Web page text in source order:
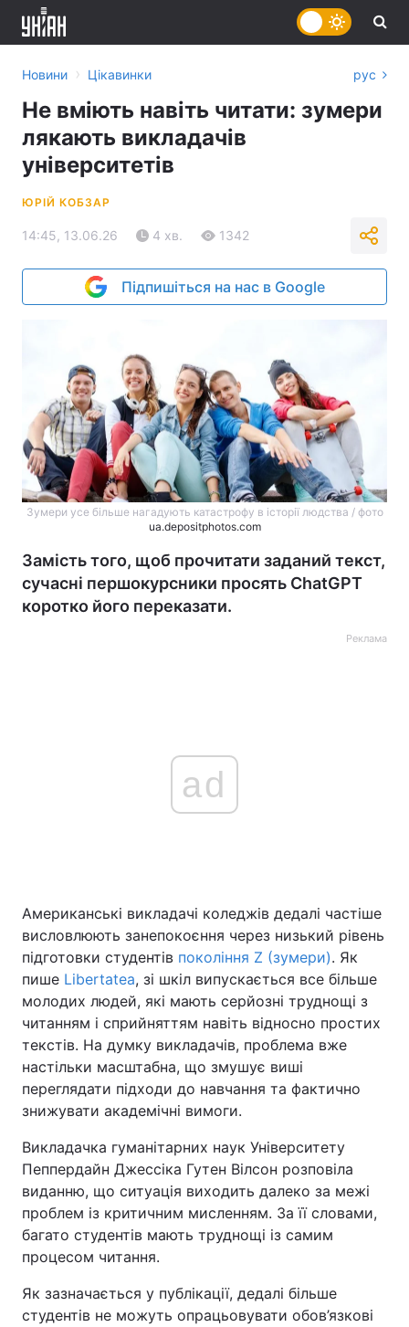
Україна Політика
Економіка Світ
Спорт Наука
Техно і зв'язок Лайт
Зброя Інциденти
Цікавинки Погода
Екологія Регіони
Лонгріди
Відео з Youtube Статті
Новини › Цікавинки рус
Не вміють навіть читати: зумери
лякають викладачів
університетів
ЮРІЙ КОБЗАР
14:45, 13.06.26 4 хв. 1342
Підпишіться на нас в Google
Зумери усе більше нагадують катастрофу в історії людства / фото
ua.depositphotos.com
Замість того, щоб прочитати заданий текст,
сучасні першокурсники просять ChatGPT
коротко його переказати.
Реклама
ad
Американські викладачі коледжів дедалі частіше
висловлюють занепокоєння через низький рівень
підготовки студентів покоління Z (зумери). Як
пише Libertatea, зі шкіл випускається все більше
молодих людей, які мають серйозні труднощі з
читанням і сприйняттям навіть відносно простих
текстів. На думку викладачів, проблема вже
настільки масштабна, що змушує виші
переглядати підходи до навчання та фактично
знижувати академічні вимоги.
Викладачка гуманітарних наук Університету
Пеппердайн Джессіка Гутен Вілсон розповіла
виданню, що ситуація виходить далеко за межі
проблем із критичним мисленням. За її словами,
багато студентів мають труднощі із самим
процесом читання.
Як зазначається у публікації, дедалі більше
студентів не можуть опрацьовувати обов’язкові